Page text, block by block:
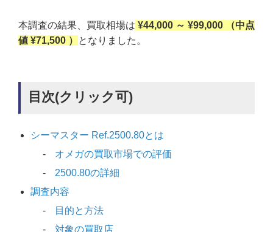
本調査の結果、買取相場は ¥44,000 ～ ¥99,000 （中点
値 ¥71,500 ）
となりました。
目次(クリック可)
シーマスター Ref.2500.80とは
オメガの買取市場での評価
2500.80の詳細
調査内容
目的と方法
対象の買取店